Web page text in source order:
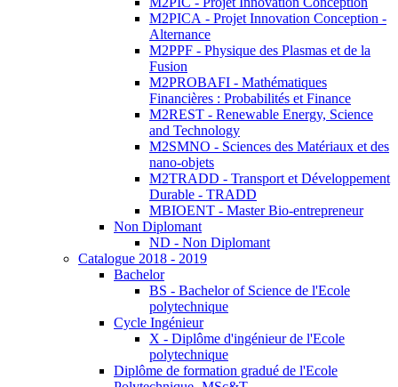
M2PICA - Projet Innovation Conception -
Alternance
M2PPF - Physique des Plasmas et de la
Fusion
M2PROBAFI - Mathématiques
Financières : Probabilités et Finance
M2REST - Renewable Energy, Science
and Technology
M2SMNO - Sciences des Matériaux et des
nano-objets
M2TRADD - Transport et Développement
Durable - TRADD
MBIOENT - Master Bio-entrepreneur
Non Diplomant
ND - Non Diplomant
Catalogue 2018 - 2019
Bachelor
BS - Bachelor of Science de l'Ecole
polytechnique
Cycle Ingénieur
X - Diplôme d'ingénieur de l'Ecole
polytechnique
Diplôme de formation gradué de l'Ecole